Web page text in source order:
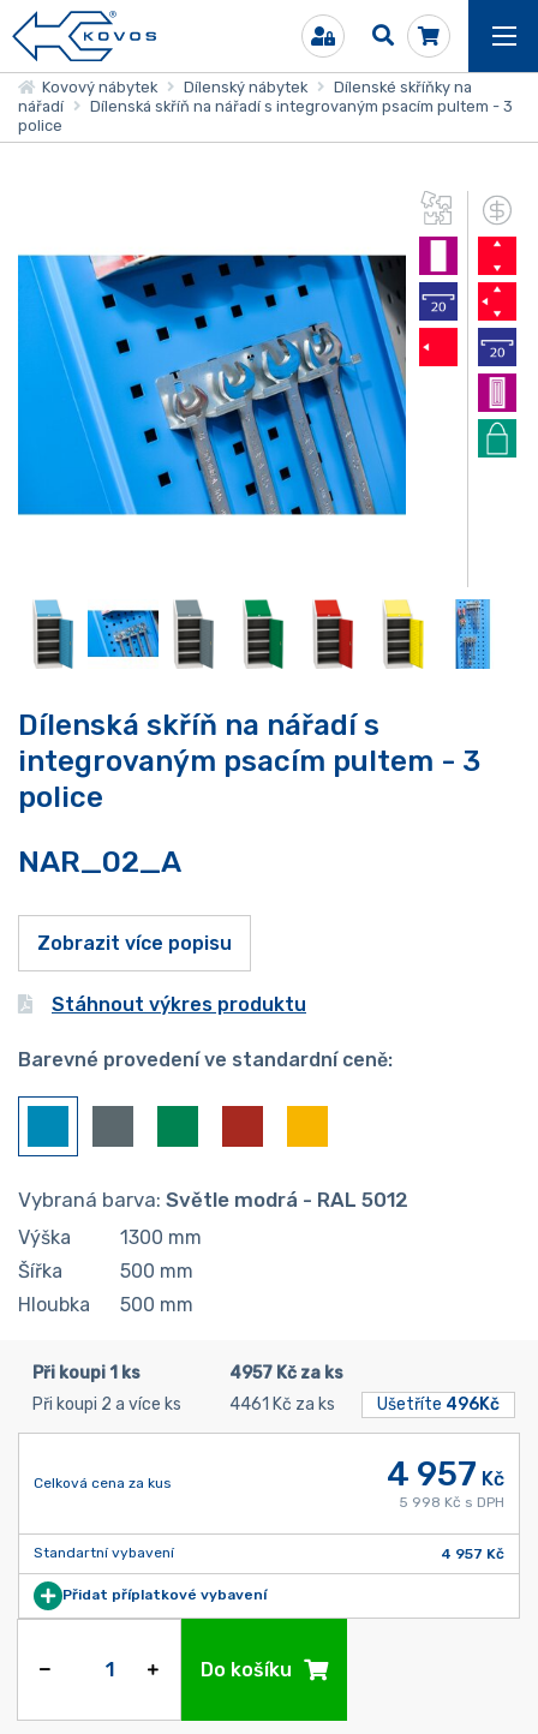
Kovový nábytek Dílenský nábytek
Dílenské skříňky na
nářadí
Dílenská skříň na nářadí s integrovaným psacím pultem - 3
police
Dílenská skříň na nářadí s
integrovaným psacím pultem - 3
police
NAR_02_A
Zobrazit více popisu
Stáhnout výkres produktu
Barevné provedení ve standardní ceně:
Vybraná barva: Světle modrá - RAL 5012
Výška 1300 mm
Šířka
500 mm
Hloubka
500 mm
Při koupi 1 ks
4957 Kč za ks
Při koupi 2 a více ks
4461 Kč za ks Ušetříte 496Kč
Celková cena za kus 4 957 Kč
5 998 Kč s DPH
Standartní vybavení 4 957 Kč
Přidat příplatkové vybavení
Do košíku